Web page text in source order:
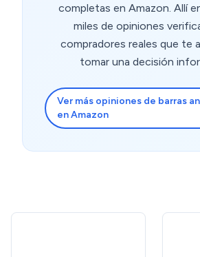
completas en Amazon. Allí
miles de opiniones
compradores reales que te
tomar una decisión
Ver más opiniones de barras
en Amazon